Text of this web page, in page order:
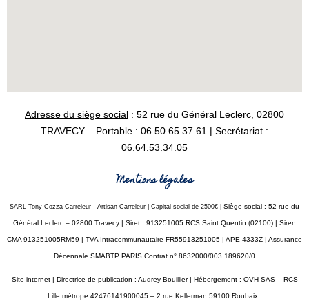
Adresse du siège social : 52 rue du Général Leclerc, 02800
TRAVECY – Portable : 06.50.65.37.61 | Secrétariat :
06.64.53.34.05
Mentions légales
SARL Tony Cozza Carreleur · Artisan Carreleur | Capital social de 2500€ | Siège social : 52 rue du
Général Leclerc – 02800 Travecy | Siret : 913251005 RCS Saint Quentin (02100) | Siren
CMA 913251005RM59 | TVA Intracommunautaire FR55913251005 | APE 4333Z | Assurance
Décennale SMABTP PARIS Contrat n° 8632000/003 189620/0
Site internet | Directrice de publication : Audrey Bouillier | Hébergement : OVH SAS – RCS
Lille métrope 42476141900045 – 2 rue Kellerman 59100 Roubaix.